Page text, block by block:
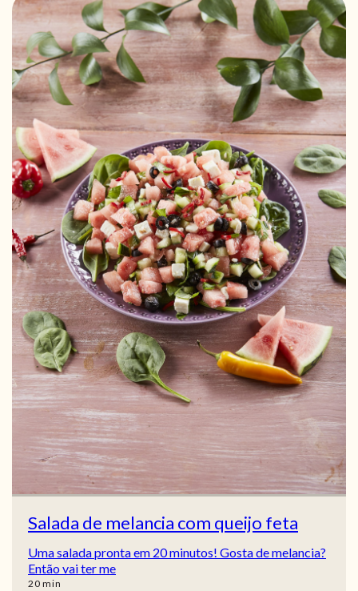
Salada de melancia com queijo feta
Uma salada pronta em 20 minutos! Gosta de melancia?
Então vai ter me
20min
min